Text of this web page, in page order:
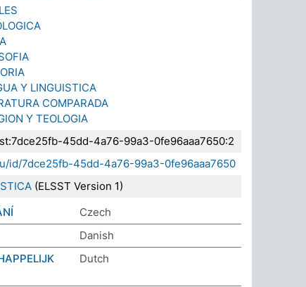
Y LINGUISTICA
COMPARADA
Y TEOLOGIA
45dd-4a76-99a3-0fe96aaa7650:2
id/7dce25fb-45dd-4a76-99a3-0fe96aaa7650
(ELSST Version 1)
Czech
Danish
Dutch